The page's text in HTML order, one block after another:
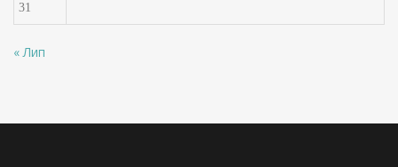
31
« Лип